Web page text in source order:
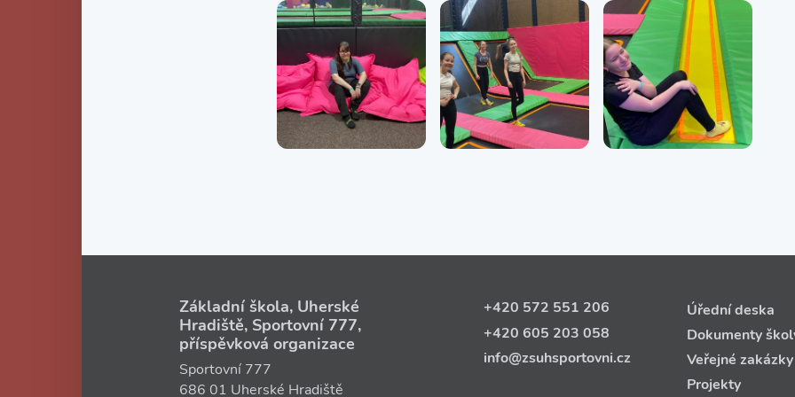
Základní škola, Uherské
Hradiště, Sportovní 777,
příspěvková organizace
Sportovní 777
686 01 Uherské Hradiště
+420 572 551 206
+420 605 203 058
info@zsuhsportovni.cz
Úřední deska
Dokumenty
Veřejné zakázky
Projekty